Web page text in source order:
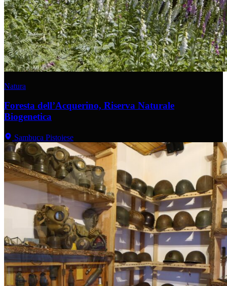
Natura
Foresta dell’Acquerino, Riserva Naturale
Biogenetica
Sambuca Pistoiese